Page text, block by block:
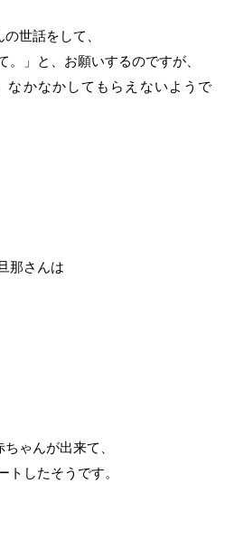
世話をして、
」と、お願いするのですが、
なかなかしてもらえないようで
那さんは
ゃんが出来て、
したそうです。